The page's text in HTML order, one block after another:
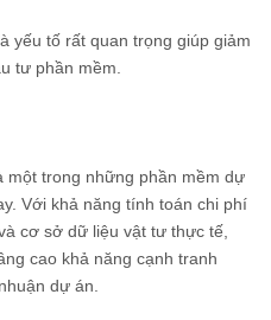
yếu tố rất quan trọng giúp giảm
tư phần mềm.
một trong những phần mềm dự
Với khả năng tính toán chi phí
cơ sở dữ liệu vật tư thực tế,
cao khả năng cạnh tranh
dự án.